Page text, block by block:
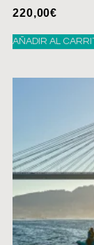
220,00€
AÑADIR AL